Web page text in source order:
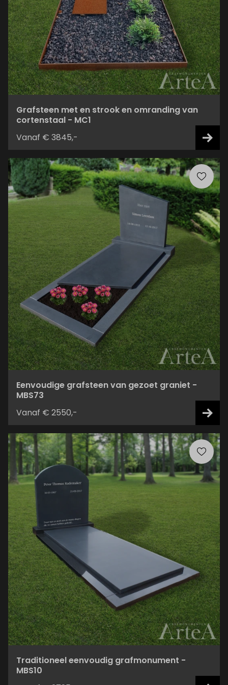
Grafsteen met en strook en omranding van
cortenstaal - MC1
Vanaf € 3845,-
Eenvoudige grafsteen van gezoet graniet -
MBS73
Vanaf € 2550,-
Traditioneel eenvoudig grafmonument -
MBS10